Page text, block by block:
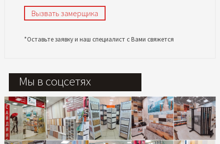
Вызвать замерщика
*Оставьте заявку и наш специалист с Вами свяжется
Мы в соцсетях